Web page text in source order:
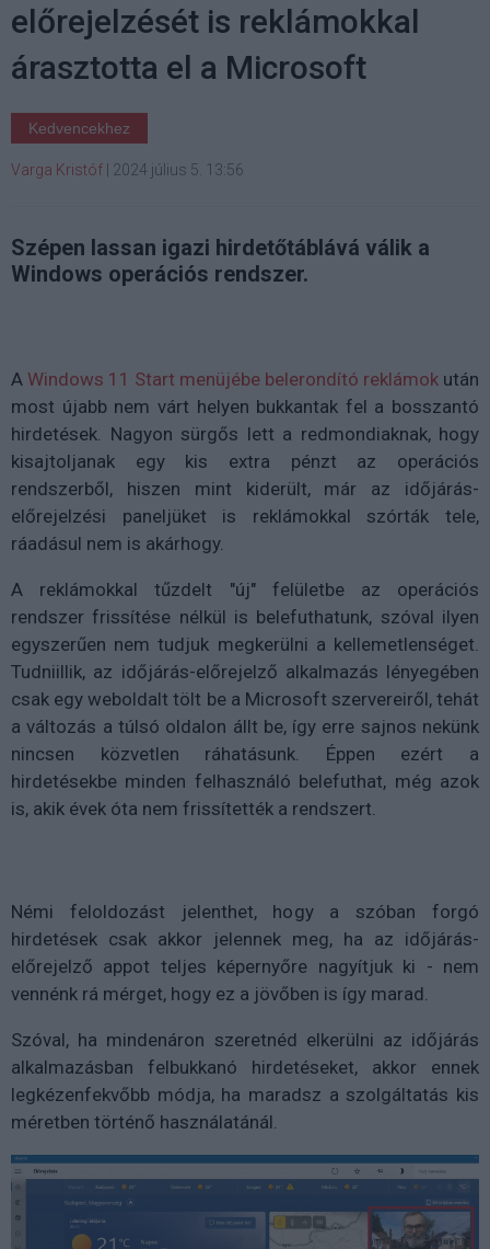
előrejelzését is reklámokkal
árasztotta el a Microsoft
Kedvencekhez
Varga Kristóf | 2024 július 5. 13:56
Szépen lassan igazi hirdetőtáblává válik a
Windows operációs rendszer.
A Windows 11 Start menüjébe belerondító reklámok után
most újabb nem várt helyen bukkantak fel a bosszantó
hirdetések. Nagyon sürgős lett a redmondiaknak, hogy
kisajtoljanak egy kis extra pénzt az operációs
rendszerből, hiszen mint kiderült, már az időjárás-
előrejelzési paneljüket is reklámokkal szórták tele,
ráadásul nem is akárhogy.
A reklámokkal tűzdelt "új" felületbe az operációs
rendszer frissítése nélkül is belefuthatunk, szóval ilyen
egyszerűen nem tudjuk megkerülni a kellemetlenséget.
Tudniillik, az időjárás-előrejelző alkalmazás lényegében
csak egy weboldalt tölt be a Microsoft szervereiről, tehát
a változás a túlsó oldalon állt be, így erre sajnos nekünk
nincsen közvetlen ráhatásunk. Éppen ezért a
hirdetésekbe minden felhasználó belefuthat, még azok
is, akik évek óta nem frissítették a rendszert.
Némi feloldozást jelenthet, hogy a szóban forgó
hirdetések csak akkor jelennek meg, ha az időjárás-
előrejelző appot teljes képernyőre nagyítjuk ki - nem
vennénk rá mérget, hogy ez a jövőben is így marad.
Szóval, ha mindenáron szeretnéd elkerülni az időjárás
alkalmazásban felbukkanó hirdetéseket, akkor ennek
legkézenfekvőbb módja, ha maradsz a szolgáltatás kis
méretben történő használatánál.